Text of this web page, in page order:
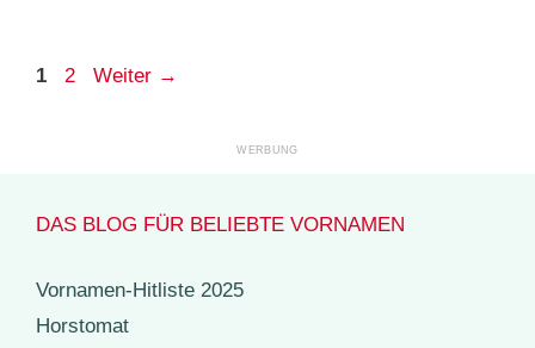
Seite
1 Seite
2 Weiter →
DAS BLOG FÜR BELIEBTE VORNAMEN
Vornamen-Hitliste 2025
Horstomat